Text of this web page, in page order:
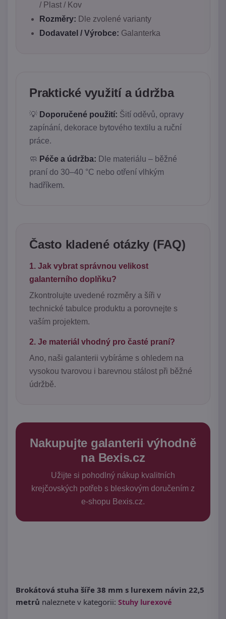
/ Plast / Kov
Rozměry: Dle zvolené varianty
Dodavatel / Výrobce: Galanterka
Praktické využití a údržba
💡 Doporučené použití: Šití oděvů, opravy
zapínání, dekorace bytového textilu a ruční
práce.
🧼 Péče a údržba: Dle materiálu – běžné
praní do 30–40 °C nebo otření vlhkým
hadříkem.
Často kladené otázky (FAQ)
1. Jak vybrat správnou velikost
galanterního doplňku?
Zkontrolujte uvedené rozměry a šíři v
technické tabulce produktu a porovnejte s
vaším projektem.
2. Je materiál vhodný pro časté praní?
Ano, naši galanterii vybíráme s ohledem na
vysokou tvarovou i barevnou stálost při běžné
údržbě.
Nakupujte galanterii výhodně
na Bexis.cz
Užijte si pohodlný nákup kvalitních
krejčovských potřeb s bleskovým doručením z
e-shopu Bexis.cz.
Brokátová stuha šíře 38 mm s lurexem návin 22,5
metrů naleznete v kategorii: Stuhy lurexové